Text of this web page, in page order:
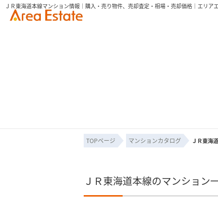
ＪＲ東海道本線マンション情報｜購入・売り物件、売却査定・相場・売却価格｜エリア
TOPページ マンションカタログ ＪＲ東海
ＪＲ東海道本線のマンション